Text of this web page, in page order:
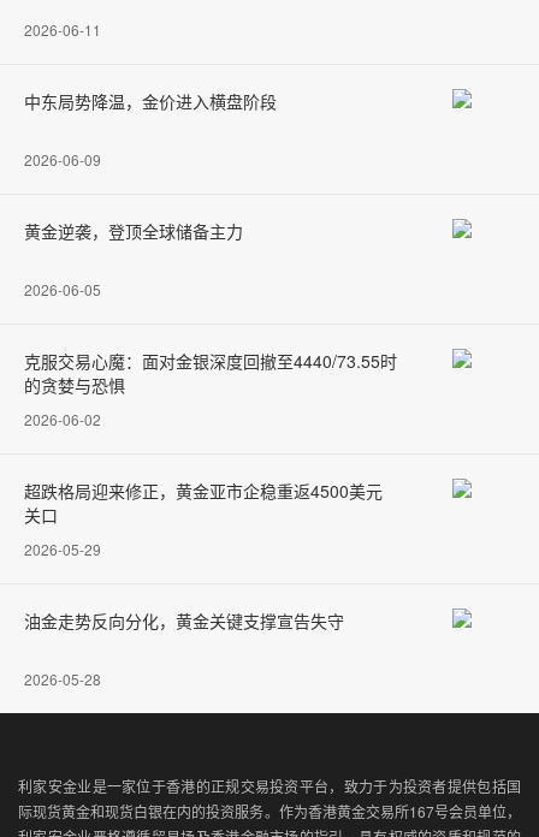
2026-06-11
中东局势降温，金价进入横盘阶段
2026-06-09
黄金逆袭，登顶全球储备主力
2026-06-05
克服交易心魔：面对金银深度回撤至4440/73.55时
的贪婪与恐惧
2026-06-02
超跌格局迎来修正，黄金亚市企稳重返4500美元
关口
2026-05-29
油金走势反向分化，黄金关键支撑宣告失守
2026-05-28
利家安金业是一家位于香港的正规交易投资平台，致力于为投资者提供包括国
际现货黄金和现货白银在内的投资服务。作为香港黄金交易所167号会员单位，